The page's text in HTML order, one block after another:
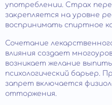
употреблении. Страх
закрепляется на уровне
воспринимать спиртное
Сочетание
влияния создает
возникает желание
психологический барьер.
запрет включается
отторжения.